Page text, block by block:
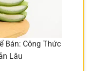
Bán: Công Thức
Lâu